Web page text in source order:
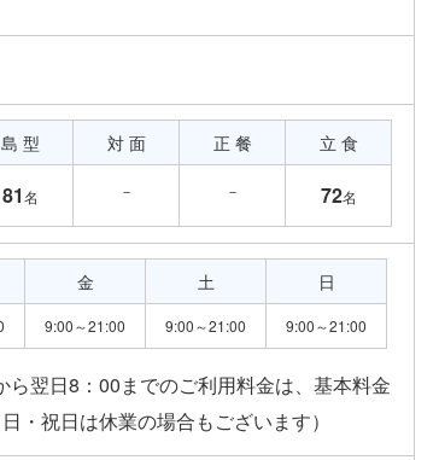
島 型
81名
対 面
－
正 餐
－
立 食
72名
金
9:00～21:00
土
9:00～21:00
日
9:00～21:00
翌日8：00までのご利用料金は、基本料金